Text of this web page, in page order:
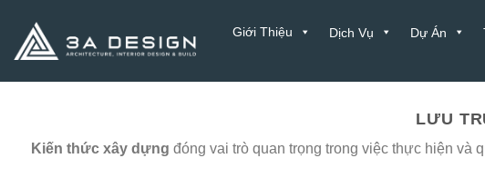
nội
dung
Giới Thiệu Dịch Vụ Dự Án
LƯU
Kiến thức xây dựng đóng vai trò quan trọng trong việc thực hiện và